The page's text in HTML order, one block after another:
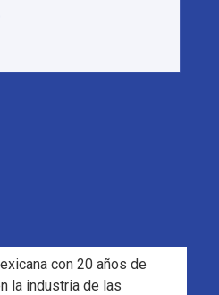
con 20 años de
la industria de las